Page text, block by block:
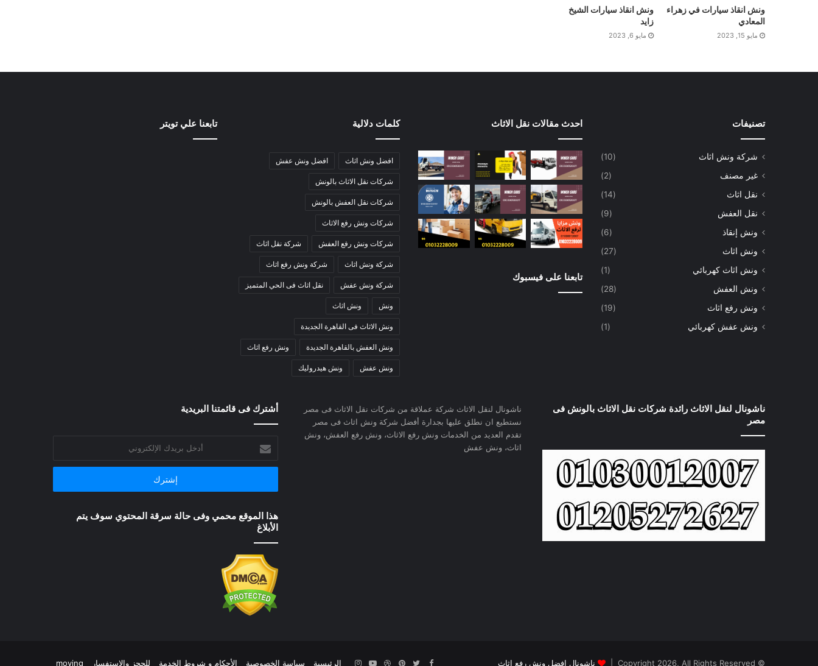
ونش انقاذ سيارات في زهراء
المعادي
مايو 15, 2023
ونش انقاذ سيارات الشيخ
زايد
مايو 6, 2023
تصنيفات
شركة ونش اثاث
(10)
غير مصنف
(2)
نقل اثاث
(14)
نقل العفش
(9)
ونش إنقاذ
(6)
ونش اثاث
(27)
ونش اثاث كهربائي
(1)
ونش العفش
(28)
ونش رفع اثاث
(19)
ونش عفش كهربائي
(1)
احدث مقالات نقل الاثاث
تابعنا على فيسبوك
كلمات دلالية
افضل ونش اثاث افضل ونش عفش
شركات نقل الاثاث بالونش
شركات نقل العفش بالونش
شركات ونش رفع الاثاث
شركات ونش رفع العفش شركة نقل اثاث
شركة ونش اثاث شركة ونش رفع اثاث
شركة ونش عفش نقل اثاث فى الحي المتميز
ونش ونش اثاث
ونش الاثاث فى القاهرة الجديدة
ونش العفش بالقاهرة الجديدة ونش رفع اثاث
ونش عفش ونش هيدروليك
تابعنا علي تويتر
ناشونال لنقل الاثاث رائدة شركات نقل الاثاث بالونش فى
مصر
ناشونال لنقل الاثاث شركة عملاقة من شركات نقل الاثاث فى مصر
نستطيع ان نطلق عليها بجدارة أفضل شركة ونش اثاث فى مصر
تقدم العديد من الخدمات ونش رفع الاثاث، ونش رفع العفش، ونش
اثاث، ونش عفش
أشترك فى قائمتنا البريدية
بريدك
الإلكتروني
هذا الموقع محمي وفى حالة سرقة المحتوي سوف يتم
الأبلاغ
© Copyright 2026, All Rights Reserved | ناشونال افضل ونش رفع اثاث الرئيسية سياسة الخصوصية الأحكام و شروط الخدمة للحجز والاستفسار moving Facebook
Twitter
Pinterest
Dribbble
YouTube
Instagram